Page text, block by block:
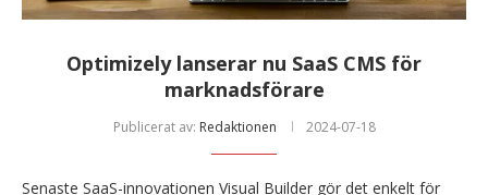
Optimizely lanserar nu SaaS CMS för
marknadsförare
Publicerat av: Redaktionen 2024-07-18
Senaste SaaS-innovationen Visual Builder gör det enkelt för